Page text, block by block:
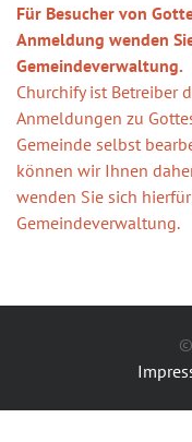
Für Besucher von
Anmeldung wenden
Gemeindeverwaltung.
Churchify ist Betreiber
Anmeldungen zu
Gemeinde selbst
können wir Ihnen
wenden Sie sich
Gemeindeverwaltung.